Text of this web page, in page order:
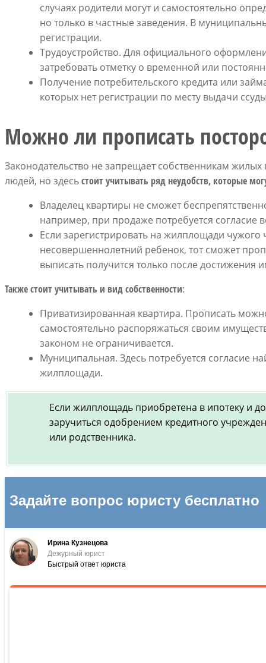
случаях родители могут и самостоятельно
но только в частные заведения. В
регистрации.
Трудоустройство. Для официального
затребовать отметку о временной или
Получение потребительского кредита или
которых нет регистрации по месту выдачи
Можно ли прописать
Законодательство не запрещает собственникам
людей, но здесьстоит учитывать ряд неудобств, которые
Владелец квартиры не сможет
например, при продаже потребуется согласие
Если зарегистрировать на жилплощади чужого
несовершеннолетний ребенок, тот сможет
выписать получится только после достижения
Также стоит учитывать и вид собственности:
Приватизированная квартира. Прописать
самостоятельно распоряжаться своим
законом не ограничивается.
Муниципальная. Здесь потребуется согласие
жилплощади.
Если жилплощадь приобретена в ипотеку и
заручиться одобрением кредитного
или родственника.